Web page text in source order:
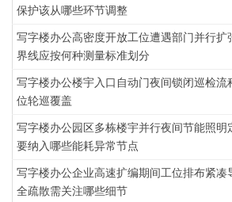
保护该从哪些环节调整
写字楼办公高密度开放工位遭遇部门并行扩
界线应按何种测量标准划分
写字楼办公楼宇入口自动门夜间锁闭巡检流
位轮巡覆盖
写字楼办公园区多栋楼宇并行夜间节能照明
要纳入哪些能耗异常节点
写字楼办公企业高速扩编期间工位排布紧凑
全疏散需关注哪些细节